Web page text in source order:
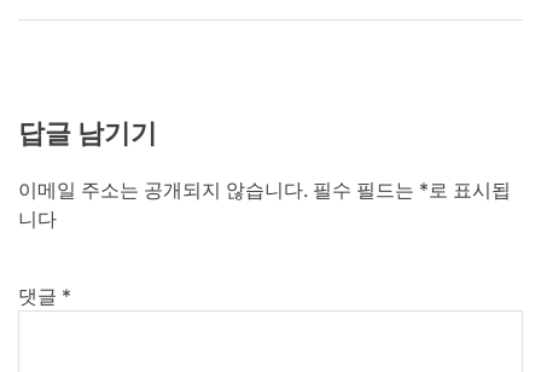
답글 남기기
이메일 주소는 공개되지 않습니다. 필수 필드는 *로 표시됩
니다
댓글 *